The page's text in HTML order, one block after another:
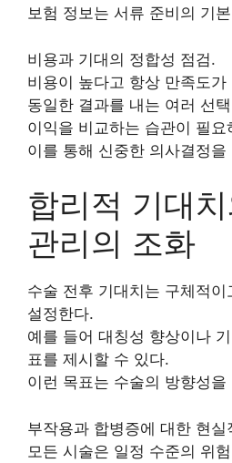
보험 정보는 서류 준비의 기
비용과 기대의 정합성 점검.
비용이 높다고 항상 만족도가
동일한 결과를 내는 여러 선
이익을 비교하는 습관이 필요
이를 통해 신중한 의사결정을
합리적 기대
관리의 조화
수술 전후 기대치는 구체적
설정한다.
예를 들어 대칭성 향상이나
표를 제시할 수 있다.
이런 목표는 수술의 방향성을
부작용과 합병증에 대한 현실
모든 시술은 일정 수준의 위